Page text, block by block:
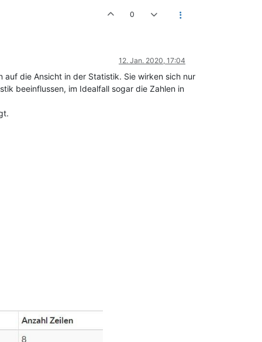
0
12. Jan. 2020, 17:04
die Ansicht in der Statistik. Sie wirken sich nur
beeinflussen, im Idealfall sogar die Zahlen in